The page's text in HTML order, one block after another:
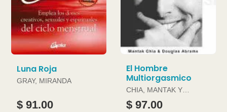
Luna Roja
GRAY, MIRANDA
$ 91.00
El Hombre
Multiorgasmico
CHIA, MANTAK Y
DOUGLAS ABRAMS
$ 97.00